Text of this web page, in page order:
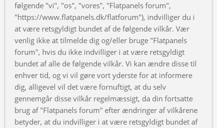
følgende "vi", "os", "vores", "Flatpanels forum",
"https://www.flatpanels.dk/flatforum"), indvilliger du i
at være retsgyldigt bundet af de følgende vilkår. Vær
venlig ikke at tilmelde dig og/eller bruge "Flatpanels
forum", hvis du ikke indvilliger i at være retsgyldigt
bundet af alle de følgende vilkår. Vi kan ændre disse til
enhver tid, og vi vil gøre vort yderste for at informere
dig, alligevel vil det være fornuftigt, at du selv
gennemgår disse vilkår regelmæssigt, da din fortsatte
brug af "Flatpanels forum" efter ændringer af vilkårene
betyder, at du indvilliger i at være retsgyldigt bundet af